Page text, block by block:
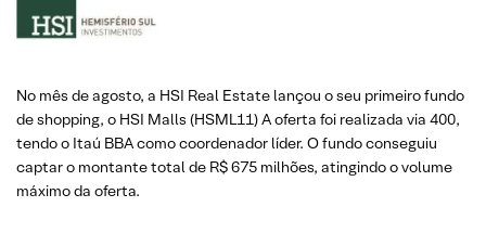
No mês de agosto, a HSI Real Estate lançou o seu primeiro fundo
de shopping, o HSI Malls (HSML11) A oferta foi realizada via 400,
tendo o Itaú BBA como coordenador líder. O fundo conseguiu
captar o montante total de R$ 675 milhões, atingindo o volume
máximo da oferta.